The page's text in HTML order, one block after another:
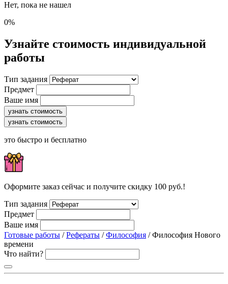
Нет, пока не нашел
0%
Узнайте стоимость индивидуальной
работы
Тип задания
Предмет
Ваше имя
узнать стоимость
узнать стоимость
это быстро и бесплатно
Оформите заказ сейчас и получите скидку 100 руб.!
Тип задания
Предмет
Ваше имя
Готовые работы /Рефераты /Философия / Философия Нового
времени
Что найти?